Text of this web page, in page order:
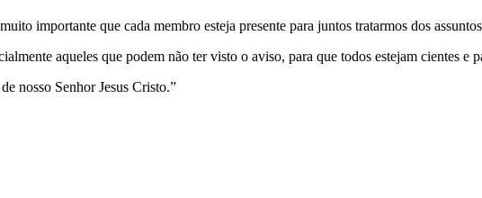
importante que cada membro esteja presente para juntos tratarmos dos
aqueles que podem não ter visto o aviso, para que todos estejam cientes e
nosso Senhor Jesus Cristo.”